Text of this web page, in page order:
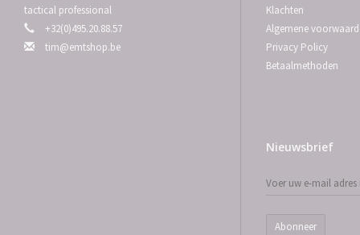
tactical professional
+32(0)495.20.88.57
tim@emtshop.be
Klachten
Algemene
Privacy Policy
Betaalmethoden
Nieuwsbrief
Abonneer